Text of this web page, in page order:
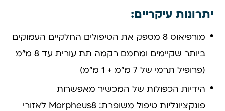
יתרונות עיקריים:
מורפיאוס 8 מספק את הטיפולים החלקיים העמוקים
ביותר שקיימים ומחמם רקמה תת עורית עד 8 מ"מ
(פרופיל תרמי של 7 מ"מ + 1 מ"מ)
הידיות הכפולות של המכשיר מאפשרות
פונקציונליות טיפול משופרת: Morpheus8 לאזורי